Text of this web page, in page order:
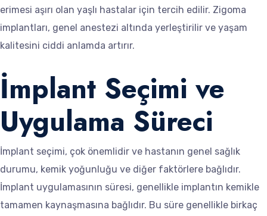
erimesi aşırı olan yaşlı hastalar için tercih edilir. Zigoma
implantları, genel anestezi altında yerleştirilir ve yaşam
kalitesini ciddi anlamda artırır.
İmplant Seçimi ve
Uygulama Süreci
İmplant seçimi, çok önemlidir ve hastanın genel sağlık
durumu, kemik yoğunluğu ve diğer faktörlere bağlıdır.
İmplant uygulamasının süresi, genellikle implantın kemikle
tamamen kaynaşmasına bağlıdır. Bu süre genellikle birkaç